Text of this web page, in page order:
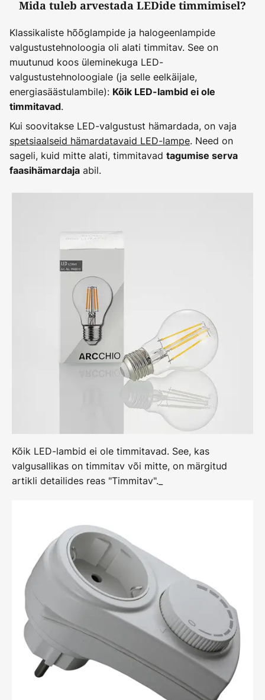
Mida tuleb arvestada LEDide timmimisel?
Klassikaliste hõõglampide ja halogeenlampide
valgustustehnoloogia oli alati timmitav. See on
muutunud koos üleminekuga LED-
valgustustehnoloogiale (ja selle eelkäijale,
energiasäästulambile): Kõik LED-lambid ei ole
timmitavad.
Kui soovitakse LED-valgustust hämardada, on vaja
spetsiaalseid hämardatavaid LED-lampe. Need on
sageli, kuid mitte alati, timmitavad tagumise serva
faasihämardaja abil.
Kõik LED-lambid ei ole timmitavad. See, kas
valgusallikas on timmitav või mitte, on märgitud
artikli detailides reas "Timmitav"._